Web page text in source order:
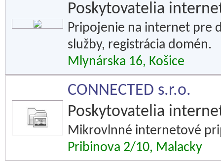
Poskytovatelia
Pripojenie na internet pre
služby, registrácia domén.
Mlynárska 16, Košice
CONNECTED s.r.o.
Poskytovatelia
Mikrovlnné internetové
Pribinova 2/10, Malacky